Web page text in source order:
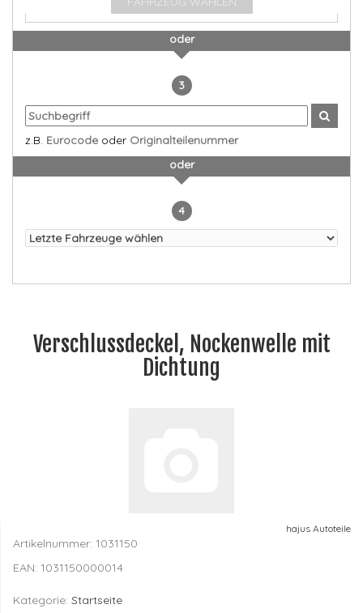
oder
3
z.B. Eurocode oder Originalteilenummer
oder
4
Verschlussdeckel, Nockenwelle mit
Dichtung
hajus Autoteile
Artikelnummer: 1031150
EAN: 1031150000014
Kategorie: Startseite